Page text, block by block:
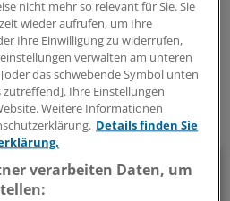
0
nicht mehr so relevant für Sie. Sie
wieder aufrufen, um Ihre
Ihre Einwilligung zu widerrufen,
verwalten am unteren
das schwebende Symbol unten
zutreffend]. Ihre Einstellungen
Weitere Informationen
Details finden Sie
verarbeiten Daten, um